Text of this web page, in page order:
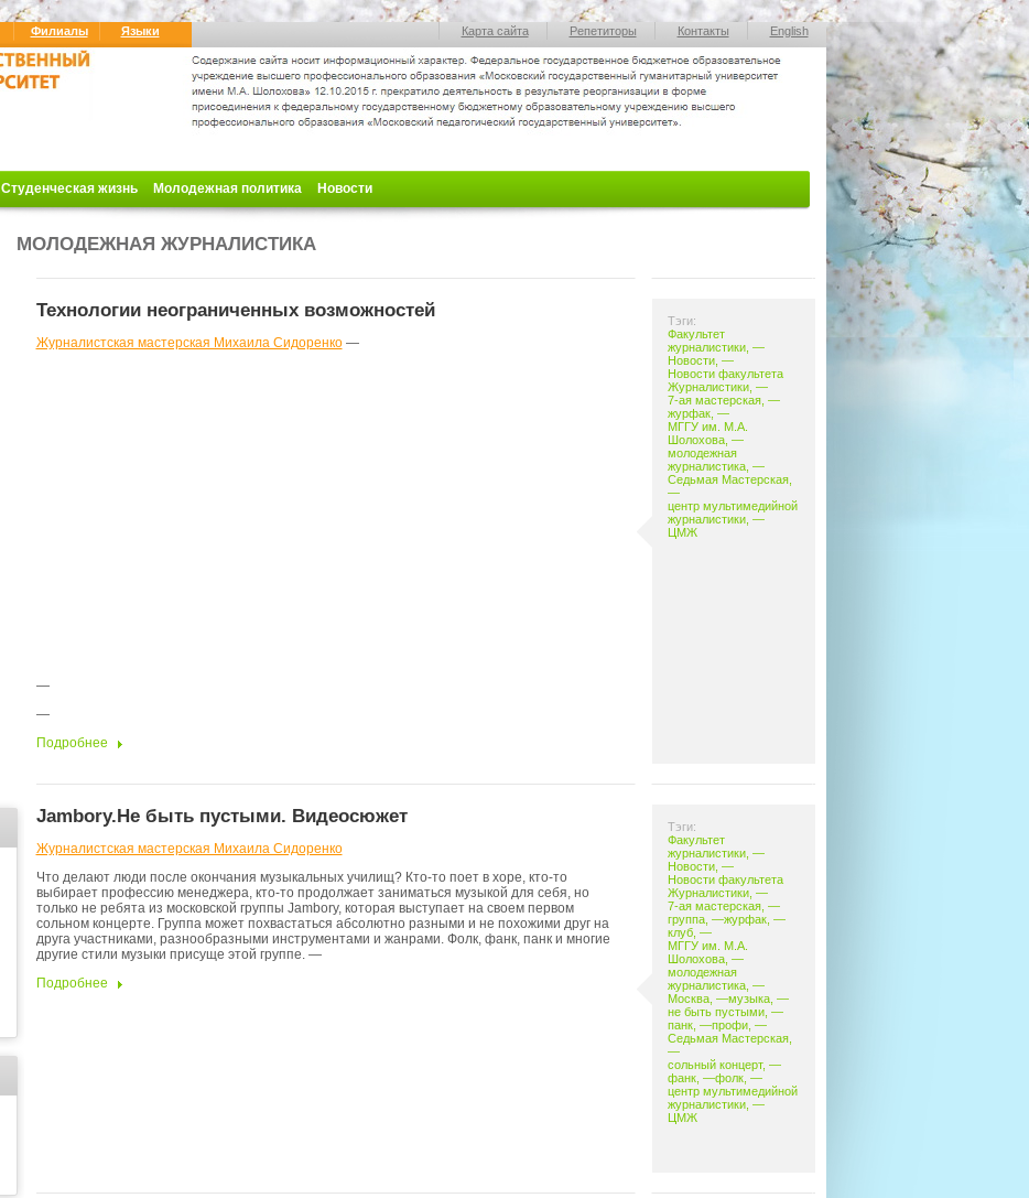
Филиалы Языки Карта сайта Репетиторы Контакты English
Студенческая жизнь Молодежная политика Новости
МОЛОДЕЖНАЯ ЖУРНАЛИСТИКА
Тэги:
Факультет
журналистики, —
Новости, —
Новости факультета
Журналистики, —
7-ая мастерская, —
журфак, —
МГГУ им. М.А.
Шолохова, —
молодежная
журналистика, —
Седьмая Мастерская,
—
центр мультимедийной
журналистики, —
ЦМЖ
Технологии неограниченных возможностей
Журналистская мастерская Михаила Сидоренко—
—
—
Подробнее
Тэги:
Факультет
журналистики, —
Новости, —
Новости факультета
Журналистики, —
7-ая мастерская, —
группа, —журфак, —
клуб, —
МГГУ им. М.А.
Шолохова, —
молодежная
журналистика, —
Москва, —музыка, —
не быть пустыми, —
панк, —профи, —
Седьмая Мастерская,
—
сольный концерт, —
фанк, —фолк, —
центр мультимедийной
журналистики, —
ЦМЖ
Jambory.Не быть пустыми. Видеосюжет
Журналистская мастерская Михаила Сидоренко
Что делают люди после окончания музыкальных училищ? Кто-то поет в хоре, кто-то
выбирает профессию менеджера, кто-то продолжает заниматься музыкой для себя, но
только не ребята из московской группы Jambory, которая выступает на своем первом
сольном концерте. Группа может похвастаться абсолютно разными и не похожими друг на
друга участниками, разнообразными инструментами и жанрами. Фолк, фанк, панк и многие
другие стили музыки присуще этой группе. —
Подробнее